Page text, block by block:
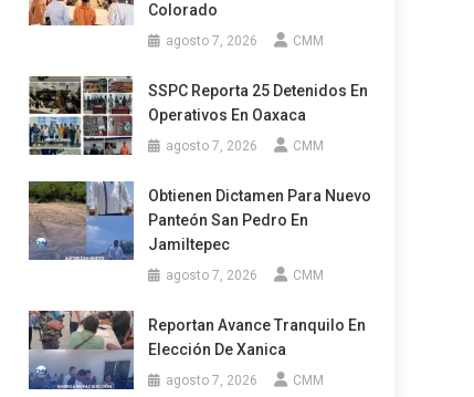
Colorado
agosto 7, 2026 CMM
SSPC Reporta 25 Detenidos En
Operativos En Oaxaca
agosto 7, 2026 CMM
Obtienen Dictamen Para Nuevo
Panteón San Pedro En
Jamiltepec
agosto 7, 2026 CMM
Reportan Avance Tranquilo En
Elección De Xanica
agosto 7, 2026 CMM